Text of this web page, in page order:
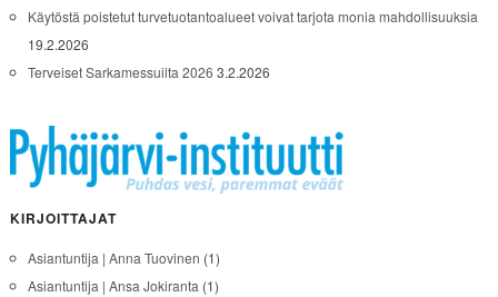
Käytöstä poistetut turvetuotantoalueet voivat tarjota monia mahdollisuuksia
19.2.2026
Terveiset Sarkamessuilta 2026 3.2.2026
KIRJOITTAJAT
Asiantuntija | Anna Tuovinen (1)
Asiantuntija | Ansa Jokiranta (1)